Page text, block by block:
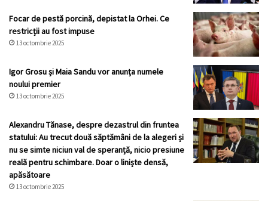
Focar de pestă porcină, depistat la Orhei. Ce
restricții au fost impuse
13 octombrie 2025
Igor Grosu și Maia Sandu vor anunța numele
noului premier
13 octombrie 2025
Alexandru Tănase, despre dezastrul din fruntea
statului: Au trecut două săptămâni de la alegeri și
nu se simte niciun val de speranță, nicio presiune
reală pentru schimbare. Doar o liniște densă,
apăsătoare
13 octombrie 2025